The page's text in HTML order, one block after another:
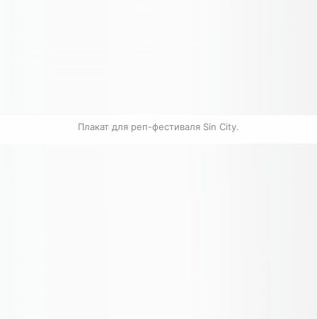
Плакат для реп-фестиваля Sin City.